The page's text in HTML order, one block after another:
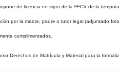
de licencia en vigor de la FFCV de la
por la madre, padre o tutor legal (adjuntado
cumplimentados.
Derechos de Matrícula y Material para la